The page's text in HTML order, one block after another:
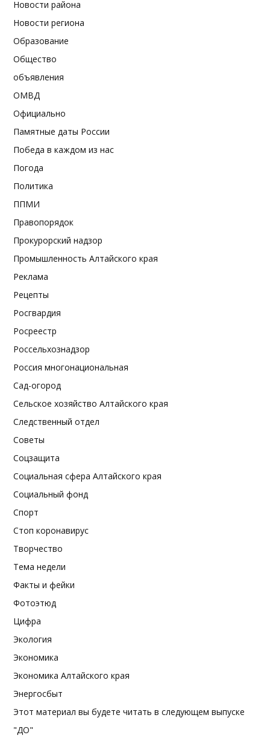
Новости района
Новости региона
Образование
Общество
объявления
ОМВД
Официально
Памятные даты России
Победа в каждом из нас
Погода
Политика
ППМИ
Правопорядок
Прокурорский надзор
Промышленность Алтайского края
Реклама
Рецепты
Росгвардия
Росреестр
Россельхознадзор
Россия многонациональная
Сад-огород
Сельское хозяйство Алтайского края
Следственный отдел
Советы
Соцзащита
Социальная сфера Алтайского края
Социальный фонд
Спорт
Стоп коронавирус
Творчество
Тема недели
Факты и фейки
Фотоэтюд
Цифра
Экология
Экономика
Экономика Алтайского края
Энергосбыт
Этот материал вы будете читать в следующем выпуске
"ДО"